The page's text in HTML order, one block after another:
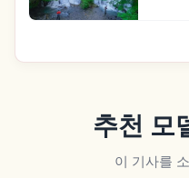
추천 모
이 기사를